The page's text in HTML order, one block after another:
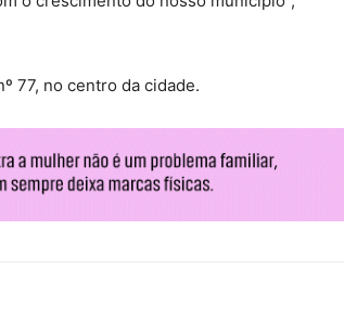
77, no centro da cidade.